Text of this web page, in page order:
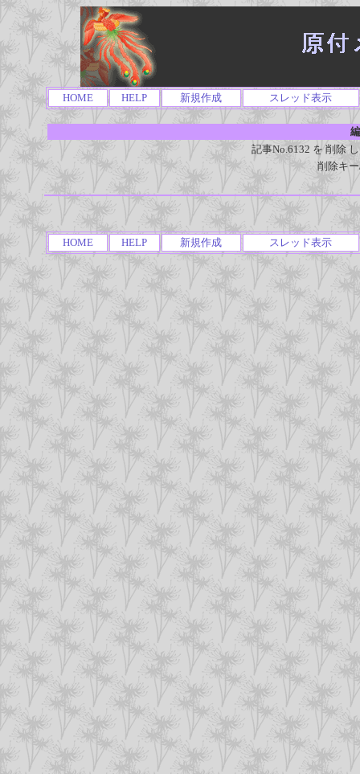
HOME HELP 新規作成 スレッド表示
記事No.6132 を 削除
削除キ
HOME HELP 新規作成 スレッド表示